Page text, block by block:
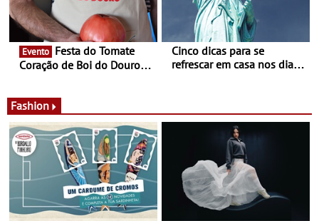
Evento
Coração de Boi do Douro -
Cinco dicas para se
refrescar em casa nos dias
Fashion